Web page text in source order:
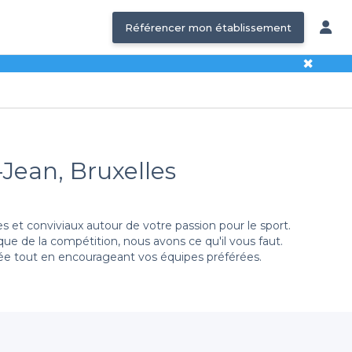
Référencer mon établissement
✖
Bruxelles
et conviviaux autour de votre passion pour le sport.
de la compétition, nous avons ce qu'il vous faut.
tout en encourageant vos équipes préférées.
à un large éventail d'établissements adaptés à
rugby ou le basket. De plus, des conditions de